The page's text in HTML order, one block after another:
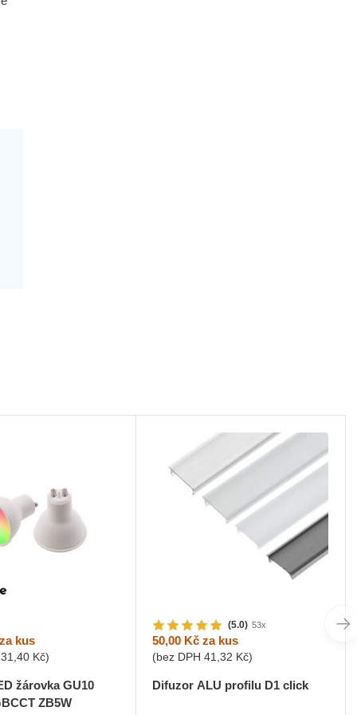
kus
Kč)
žárovka GU10
ZB5W
(5.0) 53x
50,00 Kč za kus
(bez DPH41,32 Kč)
Difuzor ALU profilu D1 click